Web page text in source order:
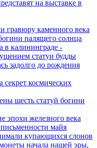
на выставке в
гравюру каменного века
палящего солнца
в калининграде -
статуи будды
задолго до рождения
секрет космических
шесть статуй богини
эпохи железного века
майя
купающихся слонов
начала нашей эры,